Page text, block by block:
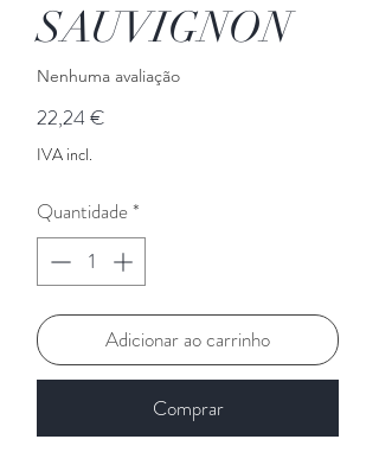
SAUVIGNON
Nenhuma avaliação
22,24 €
IVA incl.
Quantidade*
Adicionar ao carrinho
Comprar